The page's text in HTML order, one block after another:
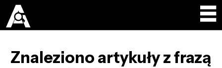
Znaleziono artykuły z frazą